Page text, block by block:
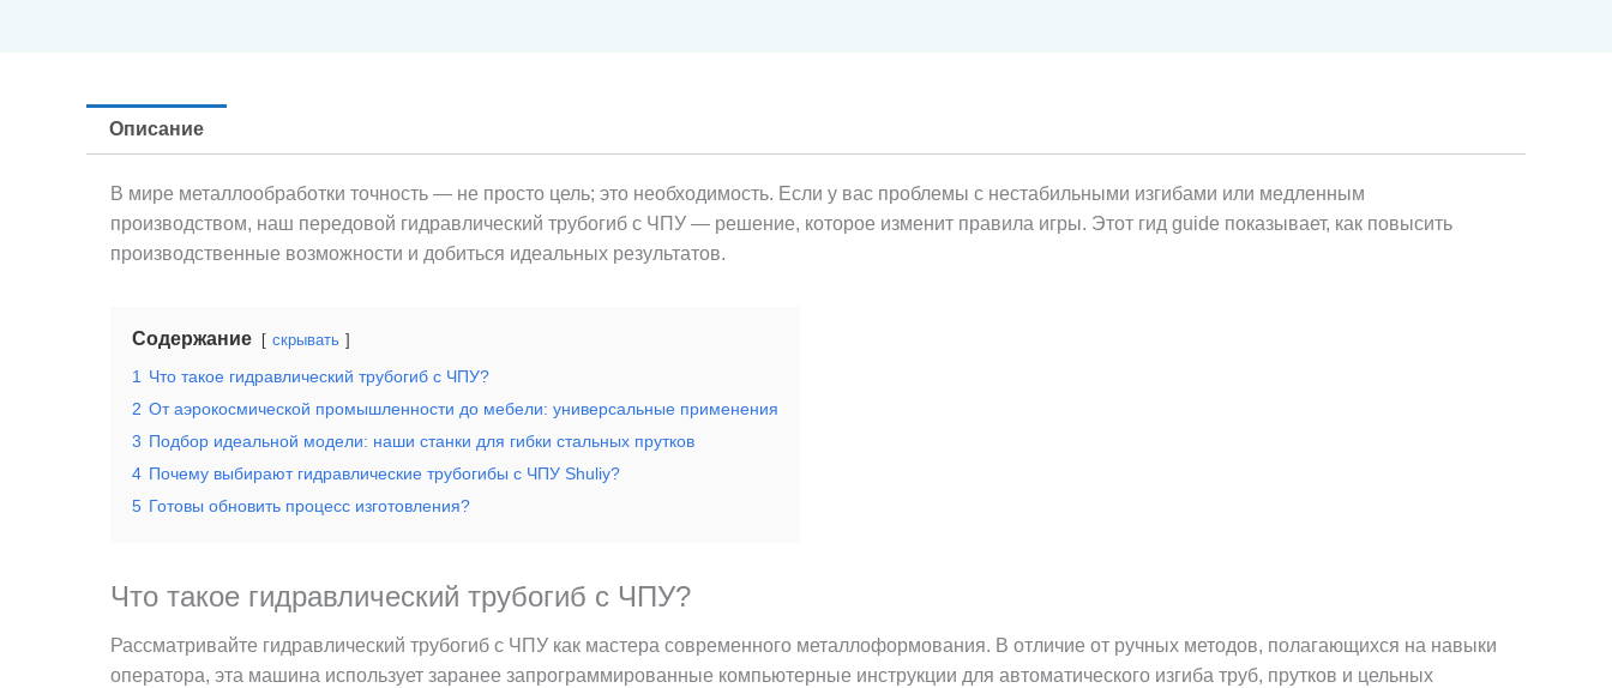
Описание
В мире металлообработки точность — не просто цель; это необходимость. Если у вас проблемы с нестабильными изгибами или медленным
производством, наш передовой гидравлический трубогиб с ЧПУ — решение, которое изменит правила игры. Этот гид guide показывает, как повысить
производственные возможности и добиться идеальных результатов.
Содержание скрывать
1
Что такое гидравлический трубогиб с ЧПУ?
2 От аэрокосмической промышленности до мебели: универсальные применения
3 Подбор идеальной модели: наши станки для гибки стальных прутков
4 Почему выбирают гидравлические трубогибы с ЧПУ Shuliy?
5 Готовы обновить процесс изготовления?
Что такое гидравлический трубогиб с ЧПУ?
Рассматривайте гидравлический трубогиб с ЧПУ как мастера современного металлоформования. В отличие от ручных методов, полагающихся на навыки
оператора, эта машина использует заранее запрограммированные компьютерные инструкции для автоматического изгиба труб, прутков и цельных